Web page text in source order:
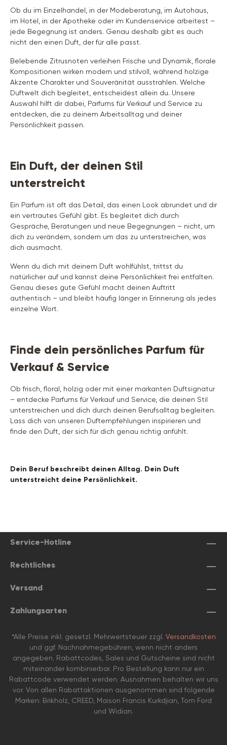
Ob du im Einzelhandel, in der Modeberatung, im Autohaus,
im Hotel, in der Apotheke oder im Kundenservice arbeitest –
jede Begegnung ist anders. Genau deshalb gibt es auch
nicht den einen Duft, der für alle passt.
Belebende Zitrusnoten verleihen Frische und Dynamik, florale
Kompositionen wirken modern und stilvoll, während holzige
Akzente Charakter und Souveränität ausstrahlen. Welche
Duftwelt dich begleitet, entscheidest allein du. Unsere
Auswahl hilft dir dabei, Parfums für Verkauf und Service zu
entdecken, die zu deinem Arbeitsalltag und deiner
Persönlichkeit passen.
Ein Duft, der deinen Stil
unterstreicht
Ein Parfum ist oft das Detail, das einen Look abrundet und dir
ein vertrautes Gefühl gibt. Es begleitet dich durch
Gespräche, Beratungen und neue Begegnungen – nicht, um
dich zu verändern, sondern um das zu unterstreichen, was
dich ausmacht.
Wenn du dich mit deinem Duft wohlfühlst, trittst du
natürlicher auf und kannst deine Persönlichkeit frei entfalten.
Genau dieses gute Gefühl macht deinen Auftritt
authentisch – und bleibt häufig länger in Erinnerung als jedes
einzelne Wort.
Finde dein persönliches Parfum für
Verkauf & Service
Ob frisch, floral, holzig oder mit einer markanten Duftsignatur
– entdecke Parfums für Verkauf und Service, die deinen Stil
unterstreichen und dich durch deinen Berufsalltag begleiten.
Lass dich von unseren Duftempfehlungen inspirieren und
finde den Duft, der sich für dich genau richtig anfühlt.
Dein Beruf beschreibt deinen Alltag. Dein Duft
unterstreicht deine Persönlichkeit.
Service-Hotline
Rechtliches
Versand
Zahlungsarten
*Alle Preise inkl. gesetzl. Mehrwertsteuer zzgl. Versandkosten
und ggf. Nachnahmegebühren, wenn nicht anders
angegeben. Rabattcodes, Sales und Gutscheine sind nicht
miteinander kombinierbar. Pro Bestellung kann nur ein
Rabattcode verwendet werden. Ausnahmen behalten wir uns
vor. Von allen Rabattaktionen ausgenommen sind folgende
Marken: Brikholz, CREED, Maison Francis Kurkdjian, Tom Ford
und Widian.